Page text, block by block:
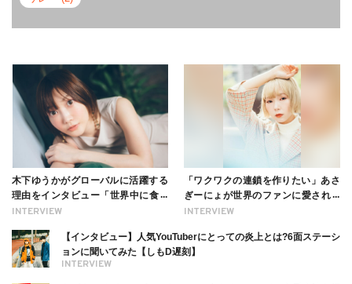
INTERVIEW
木下ゆうかがグローバルに活躍する
理由をインタビュー「世界中に食べ
る幸せを伝えたい」新事務所加入に
INTERVIEW
「ワクワクの連鎖を作りたい」あさ
ぎーにょが世界のファンに愛される
理由【インタビュー】
INTERVIEW
【インタビュー】人気YouTuberにとっての炎上とは?6面ステーシ
ョンに聞いてみた【しもD遅刻】